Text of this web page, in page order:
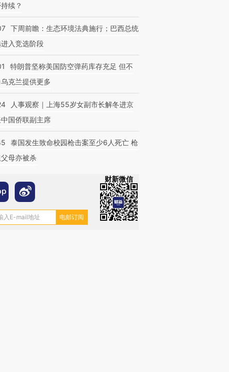
走私7万
续？
下周前瞻：生态环境法典施行；巴西总统
入竞选阶段
特朗普坚称美国防空弹药库存充足 但不
克兰提供更多
人事观察｜上海55岁女副市长解冬进京
国侨联副主席
泰国发生致命校园枪击案至少6人死亡 枪
母亦被杀
财新微信